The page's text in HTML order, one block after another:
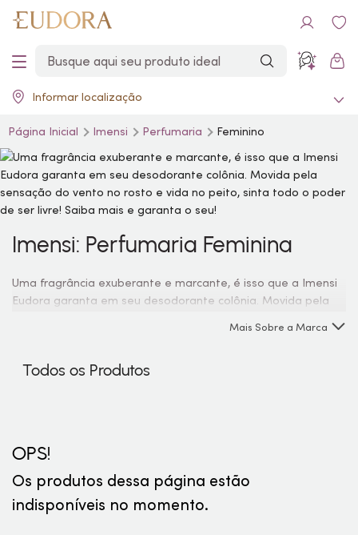
Informar localização
Página Inicial Imensi Perfumaria Feminino
Imensi: Perfumaria Feminina
Uma fragrância exuberante e marcante, é isso que a Imensi
Eudora garanta em seu desodorante colônia. Movida pela
poder de ser livre! Saiba mais e garanta o seu!
Mais Sobre a Marca
Todos os Produtos
OPS!
Os produtos dessa página estão
indisponíveis no momento.